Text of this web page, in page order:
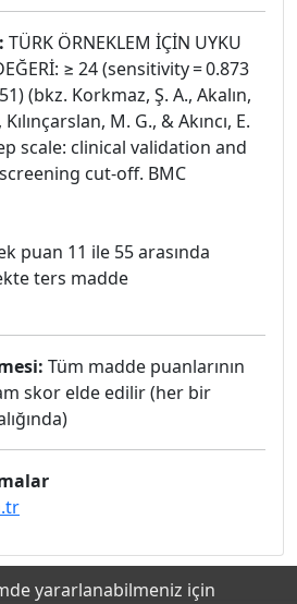
TÜRK ÖRNEKLEM İÇİN UYKU
≥ 24 (sensitivity = 0.873
(bkz. Korkmaz, Ş. A., Akalın,
M. G., & Akıncı, E.
scale: clinical validation and
cut-off. BMC
puan 11 ile 55 arasında
ters madde
Tüm madde puanlarının
skor elde edilir (her bir
yararlanabilmeniz için